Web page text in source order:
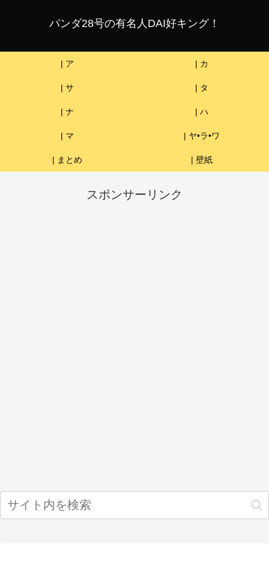
パンダ28号の有名人DAI好キング！
| ア | カ
| サ | タ
| ナ | ハ
| マ | ヤ•ラ•ワ
| まとめ | 壁紙
スポンサーリンク